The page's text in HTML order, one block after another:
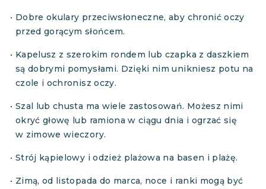
Dobre okulary przeciwsłoneczne, aby chronić oczy
przed gorącym słońcem.
Kapelusz z szerokim rondem lub czapka z daszkiem
są dobrymi pomysłami. Dzięki nim unikniesz potu na
czole i ochronisz oczy.
Szal lub chusta ma wiele zastosowań. Możesz nimi
okryć głowę lub ramiona w ciągu dnia i ogrzać się
w zimowe wieczory.
Strój kąpielowy i odzież plażowa na basen i plażę.
Zimą, od listopada do marca, noce i ranki mogą być